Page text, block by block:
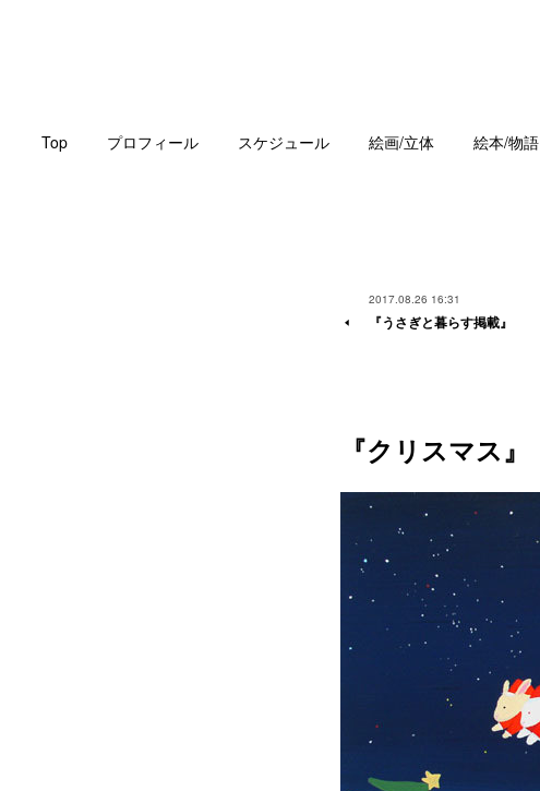
Top プロフィール スケジュール 絵画/立体 絵本/物語
2017.08.26 16:31
『うさぎと暮らす掲載』
『クリスマス』